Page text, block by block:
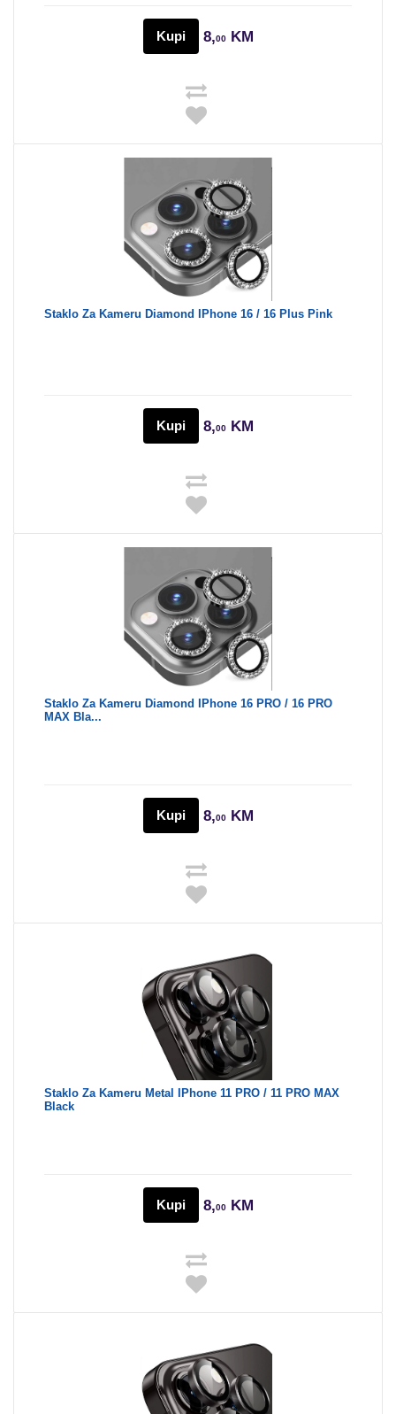
Kupi 8,00KM
Staklo Za Kameru Diamond IPhone 16 / 16 Plus Pink
Kupi 8,00KM
Staklo Za Kameru Diamond IPhone 16 PRO / 16 PRO
MAX Bla...
Kupi 8,00KM
Staklo Za Kameru Metal IPhone 11 PRO / 11 PRO MAX
Black
Kupi 8,00KM